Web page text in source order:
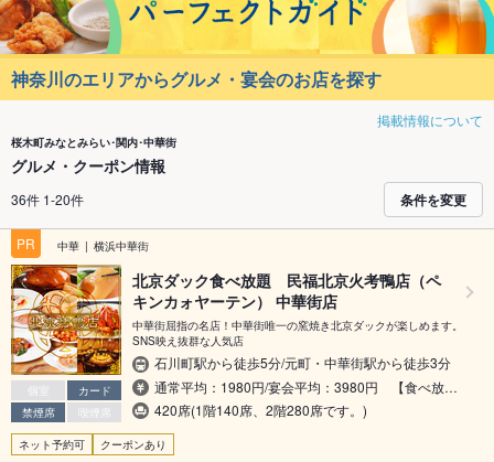
神奈川のエリアからグルメ・宴会のお店を探す
掲載情報について
桜木町みなとみらい･関内･中華街
グルメ・クーポン情報
36件 1-20件 条件を変更
PR 中華 横浜中華街
個室
カード
禁煙席
喫煙席
北京ダック食べ放題 民福北京火考鴨店（ペ
キンカォヤーテン） 中華街店
中華街屈指の名店！中華街唯一の窯焼き北京ダックが楽しめます。
SNS映え抜群な人気店
石川町駅から徒歩5分/元町・中華街駅から徒歩3分
通常平均：1980円/宴会平均：3980円 【食べ放…
420席(1階140席、2階280席です。)
ネット予約可 クーポンあり